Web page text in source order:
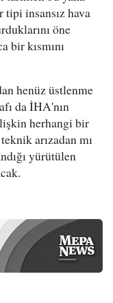
tipi insansız hava
öne
bir kısmını
henüz üstlenme
da İHA'nın
herhangi bir
arızadan mı
yürütülen